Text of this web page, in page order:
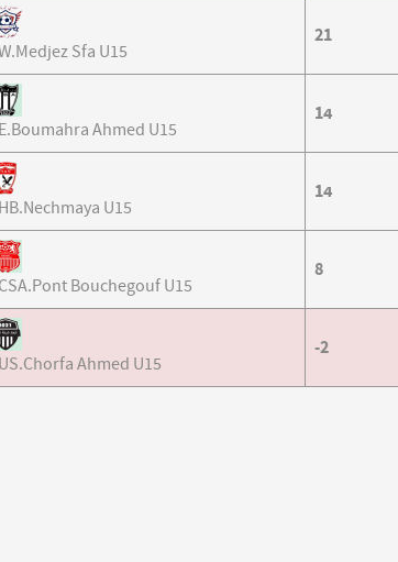
Sfa U15
21
E.Boumahra Ahmed U15
14
HB.Nechmaya U15
14
CSA.Pont Bouchegouf U15
8
US.Chorfa Ahmed U15
-2